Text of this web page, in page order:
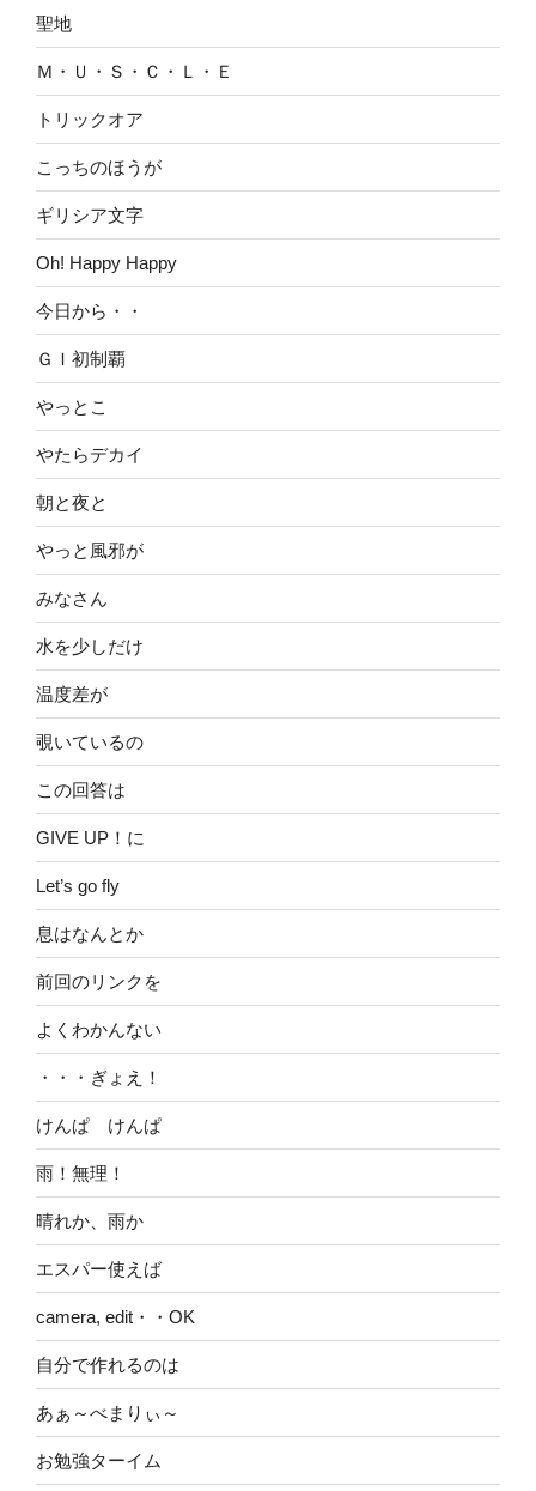
聖地
Ｍ・Ｕ・Ｓ・Ｃ・Ｌ・Ｅ
トリックオア
こっちのほうが
ギリシア文字
Oh! Happy Happy
今日から・・
ＧＩ初制覇
やっとこ
やたらデカイ
朝と夜と
やっと風邪が
みなさん
水を少しだけ
温度差が
覗いているの
この回答は
GIVE UP！に
Let’s go fly
息はなんとか
前回のリンクを
よくわかんない
・・・ぎょえ！
けんぱ けんぱ
雨！無理！
晴れか、雨か
エスパー使えば
camera, edit・・OK
自分で作れるのは
あぁ～べまりぃ～
お勉強ターイム